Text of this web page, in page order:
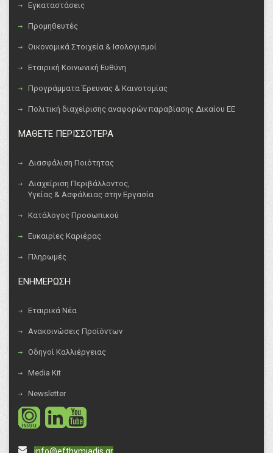
Εγκαταστάσεις
Προμηθευτές
Οικονομικά Στοιχεία & Ισολογισμοί
Εταιρική Κοινωνική Ευθύνη
Προγράμματα Έρευνας & Καινοτομίας
Πολιτική διαχείρισης αναφορών παραβίασης Δικαίου ΕΕ
ΜΑΘΕΤΕ ΠΕΡΙΣΣΟΤΕΡΑ
Διασφάλιση Ποιότητας
Διαχείριση Περιβάλλοντος,
Υγείας & Ασφάλειας στην Εργασία
Κατάλογος Προσωπικού
Ευκαιρίες Καριέρας
Πληρωμές
ΕΝΗΜΕΡΩΣΗ
Εταιρικά Νέα
Ανακοινώσεις Προϊόντων
Οδηγοί Καλλιέργειας
Media Kit
Newsletter
social
social